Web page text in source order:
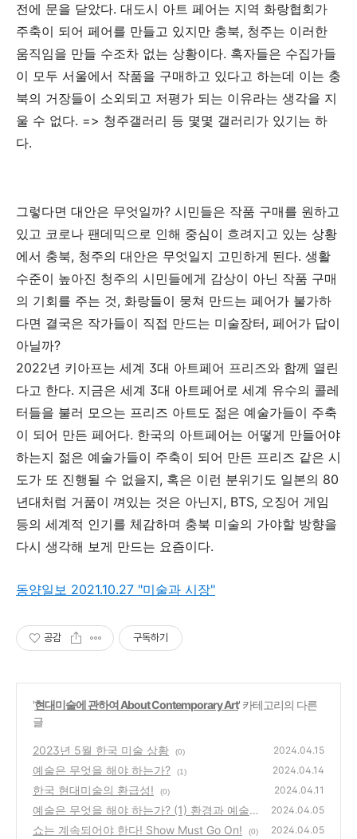
전에 문을 닫았다. 대도시 아트 페어는 지역 화랑협회가
주축이 되어 페어를 만들고 있지만 충북, 청주는 이러한
움직임을 만들 수조차 없는 상황이다. 혹자들은 수집가들
이 모두 서울에서 작품을 구매하고 있다고 하는데 이는 충
북의 거장들이 소외되고 저평가 되는 이유라는 생각을 지
울 수 없다. => 청주갤러리 등 몇몇 갤러리가 있기는 하
다.
그렇다면 대안은 무엇일까? 시민들은 작품 구매를 원하고
있고 코로나 팬데믹으로 인해 중심이 흐려지고 있는 상황
에서 충북, 청주의 대안은 무엇일지 고민하게 된다. 생활
수준이 높아진 청주의 시민들에게 감상이 아닌 작품 구매
의 기회를 주는 것, 화랑들이 뭉쳐 만드는 페어가 불가하
다면 결국은 작가들이 직접 만드는 미술장터, 페어가 답이
아닐까?
2022년 키아프는 세계 3대 아트페어 프리즈와 함께 열린
다고 한다. 지금은 세계 3대 아트페어로 세계 유수의 콜레
터들을 불러 모으는 프리즈 아트도 젊은 예술가들이 주축
이 되어 만든 페어다. 한국의 아트페어는 어떻게 만들어야
하는지 젊은 예술가들이 주축이 되어 만든 프리즈 같은 시
도가 또 진행될 수 없을지, 혹은 이런 분위기도 일본의 80
년대처럼 거품이 껴있는 것은 아닌지, BTS, 오징어 게임
등의 세계적 인기를 체감하며 충북 미술의 가야할 방향을
다시 생각해 보게 만드는 요즘이다.
동양일보 2021.10.27 "미술과 시장"
공감 구독하기
'현대미술에 관하여 About Contemporary Art' 카테고리의 다른
글
2023년 5월 한국 미술 상황 (0) 2024.04.15
예술은 무엇을 해야 하는가? (1) 2024.04.14
한국 현대미술의 환급성! (0) 2024.04.11
예술은 무엇을 해야 하는가? (1) 환경과 예술
(0)
2024.04.05
쇼는 계속되어야 한다! Show Must Go On! (0) 2024.04.05